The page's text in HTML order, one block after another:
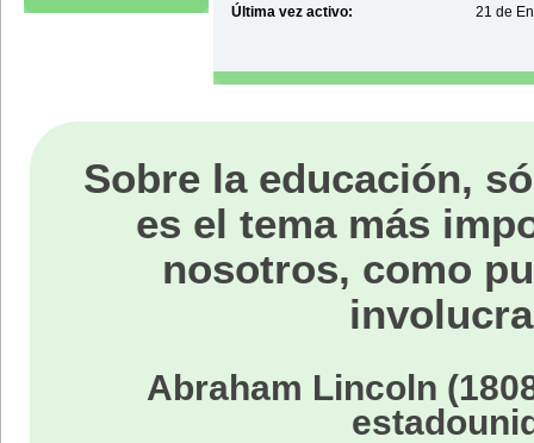
Última vez activo:
21 de
Sobre la educación,
es el tema más
nosotros, como
Abraham Lincoln